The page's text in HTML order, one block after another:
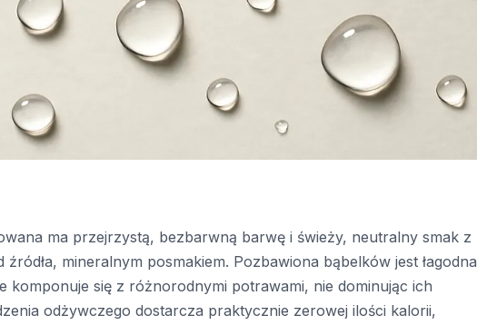
ma przejrzystą, bezbarwną barwę i świeży, neutralny smak z
mineralnym posmakiem. Pozbawiona bąbelków jest łagodna
komponuje się z różnorodnymi potrawami, nie dominując ich
odżywczego dostarcza praktycznie zerowej ilości kalorii,